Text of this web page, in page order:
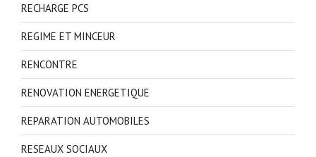
RECHARGE PCS
REGIME ET MINCEUR
RENCONTRE
RENOVATION ENERGETIQUE
REPARATION AUTOMOBILES
RESEAUX SOCIAUX